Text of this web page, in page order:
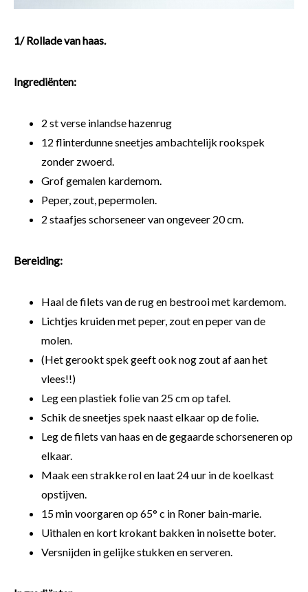
1/ Rollade van haas.
Ingrediënten:
2 st verse inlandse hazenrug
12 flinterdunne sneetjes ambachtelijk rookspek
zonder zwoerd.
Grof gemalen kardemom.
Peper, zout, pepermolen.
2 staafjes schorseneer van ongeveer 20 cm.
Bereiding:
Haal de filets van de rug en bestrooi met kardemom.
Lichtjes kruiden met peper, zout en peper van de
molen.
(Het gerookt spek geeft ook nog zout af aan het
vlees!!)
Leg een plastiek folie van 25 cm op tafel.
Schik de sneetjes spek naast elkaar op de folie.
Leg de filets van haas en de gegaarde schorseneren op
elkaar.
Maak een strakke rol en laat 24 uur in de koelkast
opstijven.
15 min voorgaren op 65° c in Roner bain-marie.
Uithalen en kort krokant bakken in noisette boter.
Versnijden in gelijke stukken en serveren.